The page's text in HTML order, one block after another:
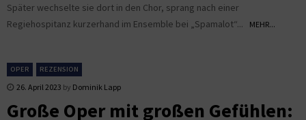
Später wechselte sie dort in den Chor, sprang nach einer
Regiehospitanz kurzerhand im Ensemble bei „Spamalot“...
MEHR...
OPER REZENSION
26. April 2023 by Dominik Lapp
Große Oper mit großen Gefühlen: